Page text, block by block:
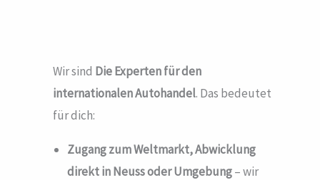
Wir sind Die Experten für den
internationalen Autohandel. Das bedeutet
für dich:
Zugang zum Weltmarkt, Abwicklung
direkt in Neussoder Umgebung– wir